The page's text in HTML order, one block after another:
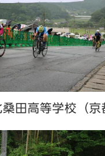
田高等学校（